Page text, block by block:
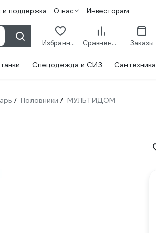
и поддержка О нас Инвесторам
Избранное Сравнение Заказы
Спецодежда и СИЗ Сантехника
/ Половники / МУЛЬТИДОМ